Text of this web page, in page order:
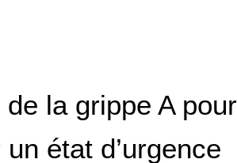
la grippe A pour
état d’urgence